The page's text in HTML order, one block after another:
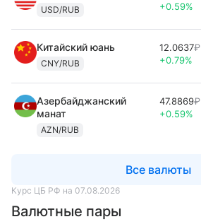
USD/RUB
+0.59%
Китайский юань
CNY/RUB
12.0637₽
+0.79%
Азербайджанский
манат
AZN/RUB
47.8869₽
+0.59%
Все валюты
Курс ЦБ РФ на 07.08.2026
Валютные пары